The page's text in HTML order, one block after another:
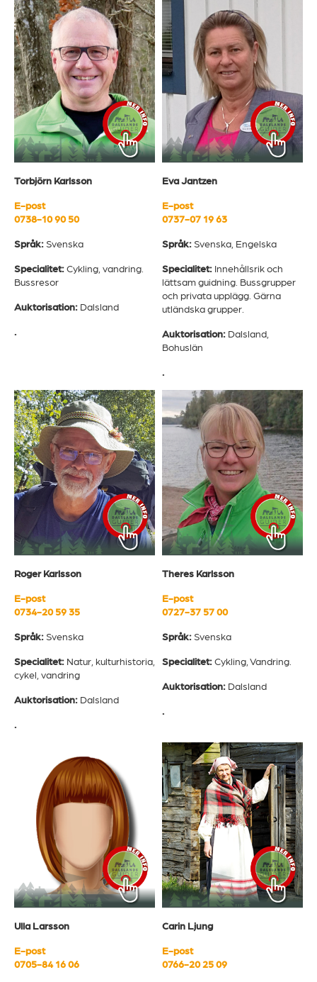
Torbjörn Karlsson
E-post
0738-10 90 50
Språk:Svenska
Specialitet:Cykling, vandring.
Bussresor
Auktorisation: Dalsland
.
Eva Jantzen
E-post
0737-07 19 63
Språk:Svenska, Engelska
Specialitet: Innehållsrik och
lättsam guidning. Bussgrupper
och privata upplägg. Gärna
utländska grupper.
Auktorisation: Dalsland,
Bohuslän
.
Roger Karlsson
E-post
0734-20 59 35
Språk:Svenska
Specialitet: Natur, kulturhistoria,
cykel, vandring
Auktorisation: Dalsland
.
Theres Karlsson
E-post
0727-37 57 00
Språk:Svenska
Specialitet:Cykling, Vandring.
Auktorisation: Dalsland
.
Ulla Larsson
E-post
0705-84 16 06
Carin Ljung
E-post
0766-20 25 09